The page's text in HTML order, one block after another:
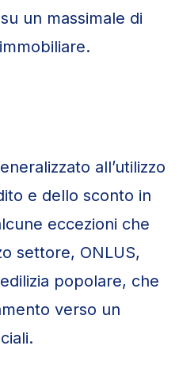
un massimale di
all’utilizzo
e dello sconto in
eccezioni che
settore, ONLUS,
popolare, che
verso un